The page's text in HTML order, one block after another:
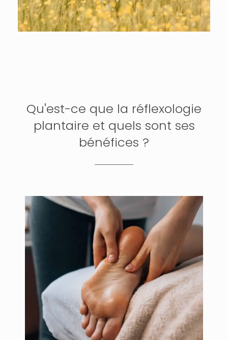
Qu'est-ce que la réflexologie
plantaire et quels sont ses
bénéfices ?